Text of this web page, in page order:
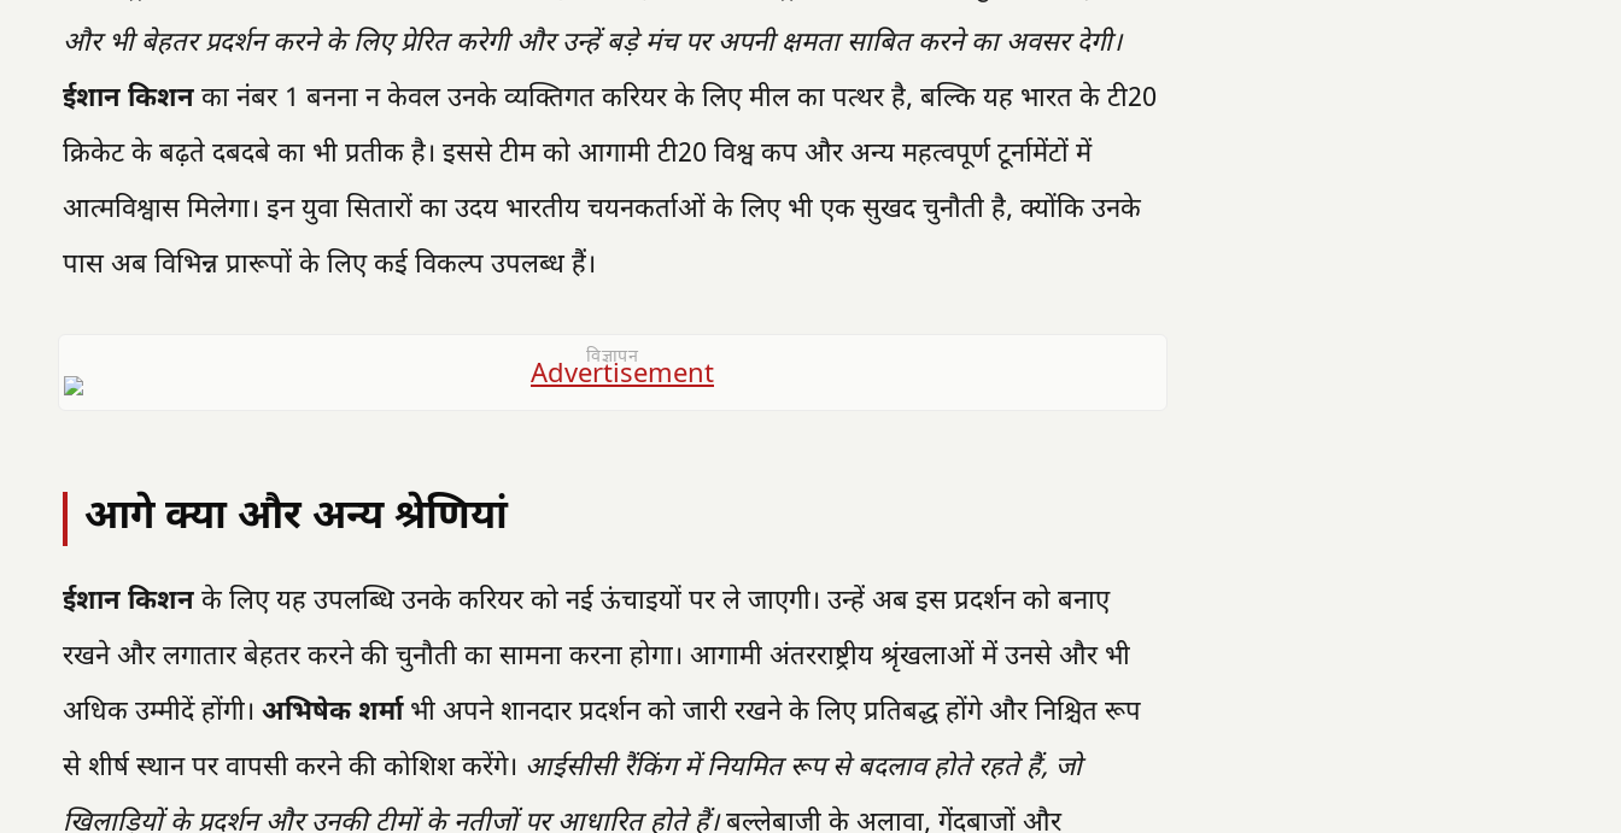
और भी बेहतर प्रदर्शन करने के लिए प्रेरित करेगी और उन्हें बड़े मंच पर अपनी क्षमता साबित करने का अवसर देगी।
ईशान किशन का नंबर 1 बनना न केवल उनके व्यक्तिगत करियर के लिए मील का पत्थर है, बल्कि यह भारत के टी20
क्रिकेट के बढ़ते दबदबे का भी प्रतीक है। इससे टीम को आगामी टी20 विश्व कप और अन्य महत्वपूर्ण टूर्नामेंटों में
आत्मविश्वास मिलेगा। इन युवा सितारों का उदय भारतीय चयनकर्ताओं के लिए भी एक सुखद चुनौती है, क्योंकि उनके
पास अब विभिन्न प्रारूपों के लिए कई विकल्प उपलब्ध हैं।
विज्ञापन
आगे क्या और अन्य श्रेणियां
ईशान किशन के लिए यह उपलब्धि उनके करियर को नई ऊंचाइयों पर ले जाएगी। उन्हें अब इस प्रदर्शन को बनाए
रखने और लगातार बेहतर करने की चुनौती का सामना करना होगा। आगामी अंतरराष्ट्रीय श्रृंखलाओं में उनसे और भी
अधिक उम्मीदें होंगी। अभिषेक शर्माभी अपने शानदार प्रदर्शन को जारी रखने के लिए प्रतिबद्ध होंगे और निश्चित रूप
से शीर्ष स्थान पर वापसी करने की कोशिश करेंगे। आईसीसी रैंकिंग में नियमित रूप से बदलाव होते रहते हैं, जो
खिलाड़ियों के प्रदर्शन और उनकी टीमों के नतीजों पर आधारित होते हैं।बल्लेबाजी के अलावा, गेंदबाजों और